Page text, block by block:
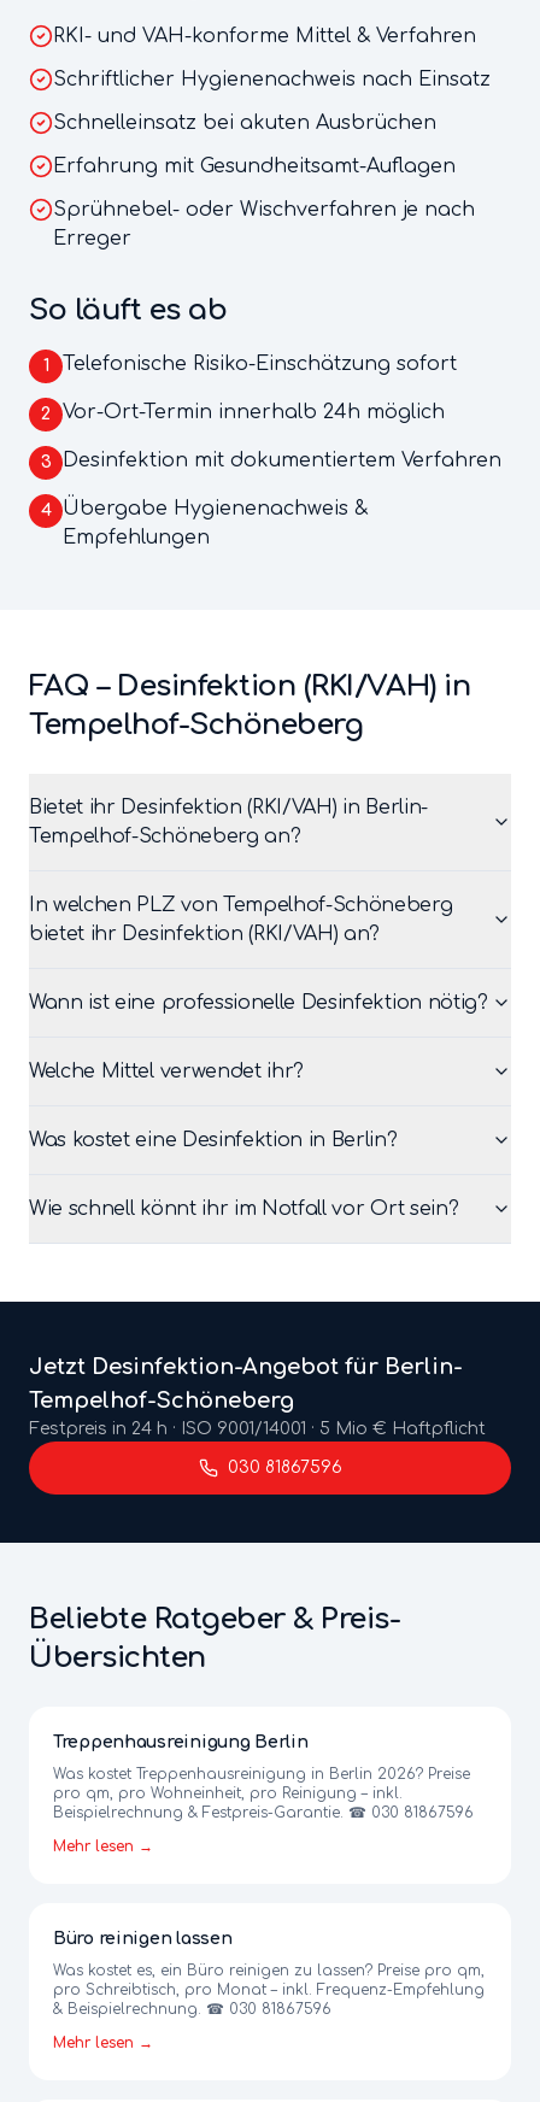
RKI- und VAH-konforme Mittel & Verfahren
Schriftlicher Hygienenachweis nach Einsatz
Schnelleinsatz bei akuten Ausbrüchen
Erfahrung mit Gesundheitsamt-Auflagen
Sprühnebel- oder Wischverfahren je nach
Erreger
So läuft es ab
1 Telefonische Risiko-Einschätzung sofort
2 Vor-Ort-Termin innerhalb 24h möglich
3 Desinfektion mit dokumentiertem Verfahren
4
Übergabe Hygienenachweis &
Empfehlungen
FAQ – Desinfektion (RKI/VAH)in
Tempelhof-Schöneberg
Bietet ihr Desinfektion (RKI/VAH) in Berlin-
Tempelhof-Schöneberg an?
In welchen PLZ von Tempelhof-Schöneberg
bietet ihr Desinfektion (RKI/VAH) an?
Wann ist eine professionelle Desinfektion nötig?
Welche Mittel verwendet ihr?
Was kostet eine Desinfektion in Berlin?
Wie schnell könnt ihr im Notfall vor Ort sein?
Jetzt Desinfektion-Angebot für Berlin-
Tempelhof-Schöneberg
Festpreis in 24 h · ISO 9001/14001 · 5 Mio € Haftpflicht
030 81867596
Beliebte Ratgeber & Preis-
Übersichten
Treppenhausreinigung Berlin
Was kostet Treppenhausreinigung in Berlin 2026? Preise
pro qm, pro Wohneinheit, pro Reinigung – inkl.
Beispielrechnung & Festpreis-Garantie. ☎ 030 81867596
Mehr lesen →
Büro reinigen lassen
Was kostet es, ein Büro reinigen zu lassen? Preise pro qm,
pro Schreibtisch, pro Monat – inkl. Frequenz-Empfehlung
& Beispielrechnung. ☎ 030 81867596
Mehr lesen →